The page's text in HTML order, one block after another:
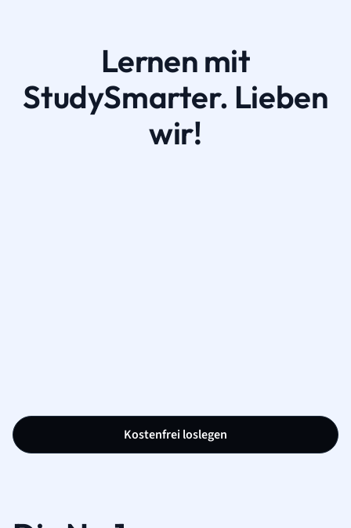
Lernen mit
StudySmarter. Lieben
wir!
Kostenfrei loslegen